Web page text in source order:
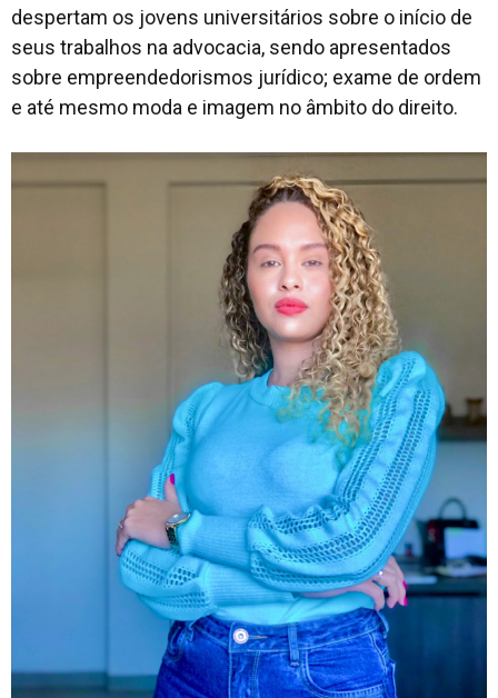
despertam os jovens universitários sobre o início de
seus trabalhos na advocacia, sendo apresentados
sobre empreendedorismos jurídico; exame de ordem
e até mesmo moda e imagem no âmbito do direito.